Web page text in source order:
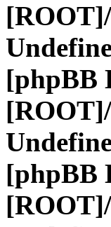
[phpBB
[phpBB